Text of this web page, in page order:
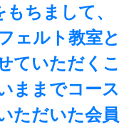
ちまして、
ェルト教室と
ていただくこ
ままでコース
ただいた会員